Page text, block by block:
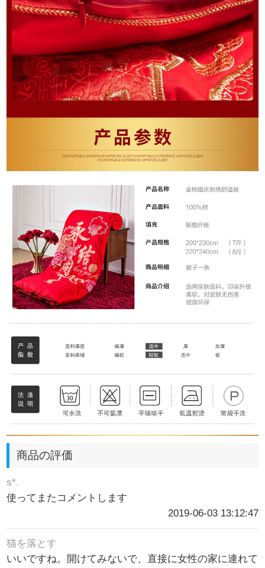
商品の評価
s*.
使ってまたコメントします
2019-06-03 13:12:47
猫を落とす
いいですね。開けてみないで、直接に女性の家に連れて